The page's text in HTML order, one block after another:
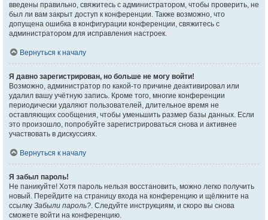
введены правильно, свяжитесь с администратором, чтобы проверить, не
был ли вам закрыт доступ к конференции. Также возможно, что
допущена ошибка в конфигурации конференции, свяжитесь с
администратором для исправления настроек.
Вернуться к началу
Я давно зарегистрирован, но больше не могу войти!
Возможно, администратор по какой-то причине деактивировал или
удалил вашу учётную запись. Кроме того, многие конференции
периодически удаляют пользователей, длительное время не
оставляющих сообщения, чтобы уменьшить размер базы данных. Если
это произошло, попробуйте зарегистрироваться снова и активнее
участвовать в дискуссиях.
Вернуться к началу
Я забыл пароль!
Не паникуйте! Хотя пароль нельзя восстановить, можно легко получить
новый. Перейдите на страницу входа на конференцию и щёлкните на
ссылку Забыли пароль?. Следуйте инструкциям, и скоро вы снова
сможете войти на конференцию.